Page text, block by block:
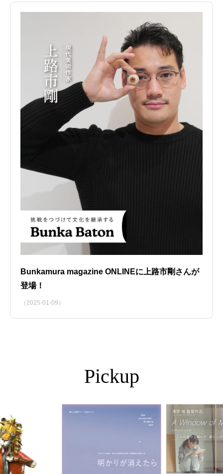
Bunkamura magazine ONLINEに上路市剛さんが
登場！
（2025-01-09）
Pickup